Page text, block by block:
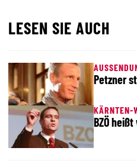
LESEN SIE AUCH
Petzner
KÄRNTEN-
BZÖ